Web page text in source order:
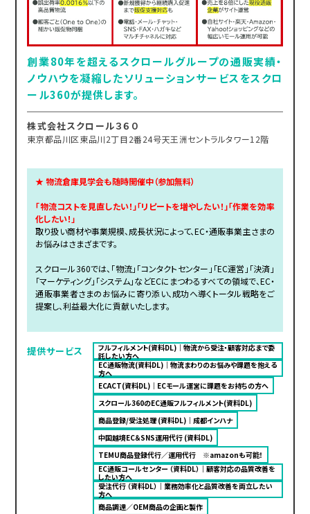
創業80年を超えるスクロールグループの通販実績・
ノウハウを凝縮したソリューションサービスをスクロ
ール360が提供します。
株式会社スクロール３６０
東京都品川区東品川2丁目2番24号天王洲セントラルタワー12階
★ 物流倉庫見学会も随時開催中（参加無料）
「物流コストを見直したい！」「リピートを増やしたい！」「作業を効率
化したい！」
取り扱い商材や事業規模、成長状況によって、EC・通販事業主さまの
お悩みはさまざまです。
スクロール360では、「物流」「コンタクトセンター」「EC運営」「決済」
「マーケティング」「システム」などECにまつわるすべての領域で、EC・
通販事業者さまのお悩みに寄り添い、成功へ導くトータル戦略をご
提案し、利益最大化に貢献いたします。
提供サービス
フルフィルメント(資料DL)｜物流から受注・顧客対応まで委
託したい方へ
EC通販物流(資料DL)｜物流まわりのお悩みや課題を抱える
方へ
ECACT(資料DL)｜ECモール運営に課題をお持ちの方へ
スクロール360のEC通販フルフィルメント(資料DL)
商品登録/受注処理 (資料DL)｜成都インハナ
中国越境EC＆SNS運用代行 (資料DL)
TEMU商品登録代行／運用代行 ※amazonも可能！
EC通販コールセンター （資料DL）｜顧客対応の品質改善を
したい方へ
受注代行 （資料DL）｜業務効率化と品質改善を両立したい
方へ
商品調達／OEM商品の企画と製作